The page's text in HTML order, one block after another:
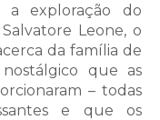
a exploração do
Leone, o
da família de
que as
– todas
e que os